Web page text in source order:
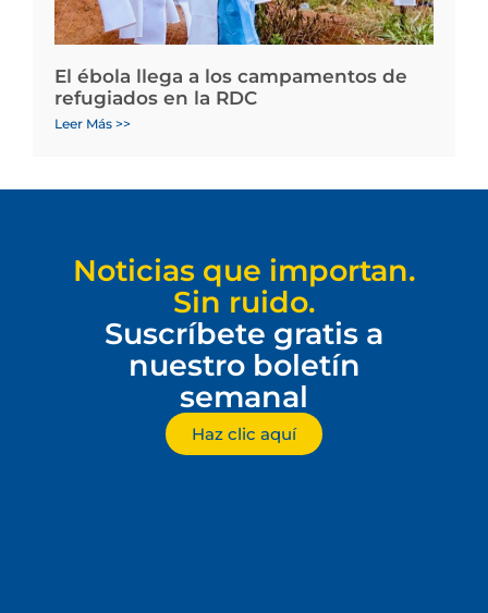
El ébola llega a los campamentos de
refugiados en la RDC
Leer Más >>
Noticias que importan.
Sin ruido.
Suscríbete gratis a
nuestro boletín
semanal
Haz clic aquí